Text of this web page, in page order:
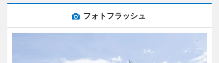
フォトフラッシュ